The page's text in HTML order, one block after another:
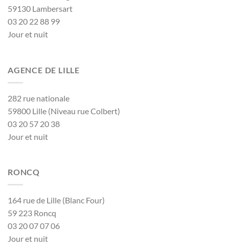
59130 Lambersart
03 20 22 88 99
Jour et nuit
AGENCE DE LILLE
282 rue nationale
59800 Lille (Niveau rue Colbert)
03 20 57 20 38
Jour et nuit
RONCQ
164 rue de Lille (Blanc Four)
59 223 Roncq
03 20 07 07 06
Jour et nuit